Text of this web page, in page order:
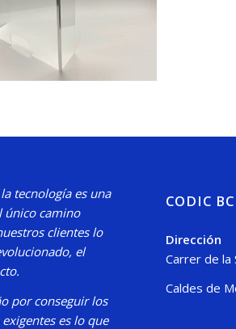
tecnología es una
único camino
clientes lo
el
por conseguir los
es lo que
CODIC
Dirección
Carrer de la
Caldes de